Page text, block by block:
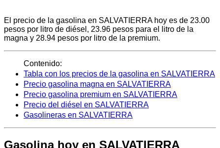
El precio de la gasolina en SALVATIERRA hoy es de 23.00
pesos por litro de diésel, 23.96 pesos para el litro de la
magna y 28.94 pesos por litro de la premium.
Contenido:
Tabla con los precios de la gasolina en SALVATIERRA
Precio gasolina magna en SALVATIERRA
Precio gasolina premium en SALVATIERRA
Precio del diésel en SALVATIERRA
Gasolineras en SALVATIERRA
Gasolina hoy en SALVATIERRA